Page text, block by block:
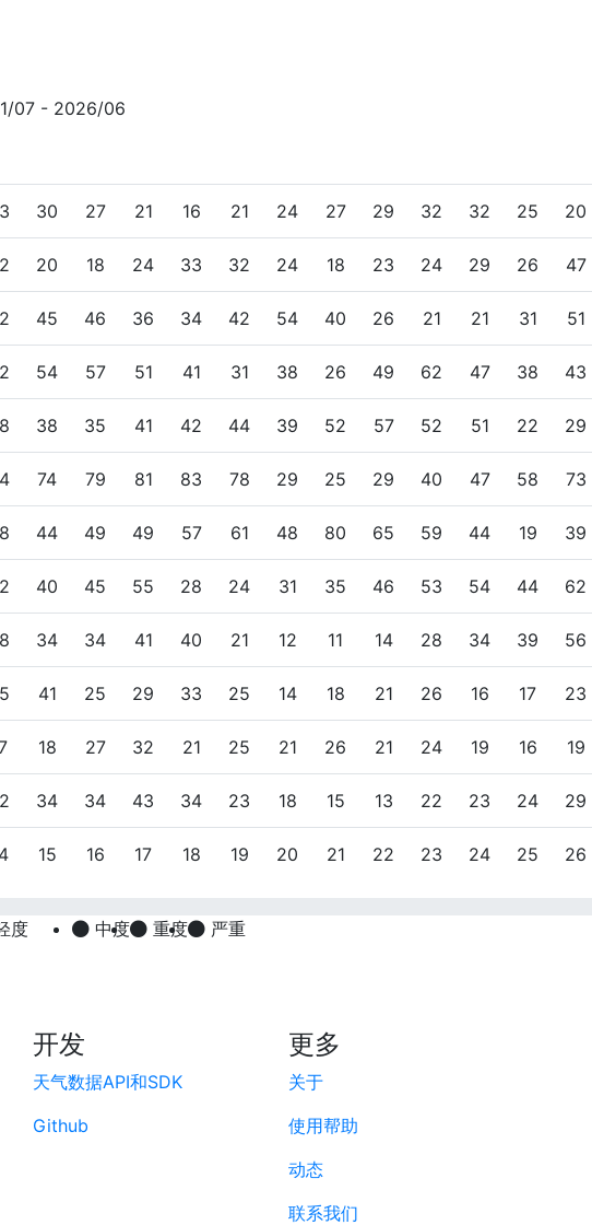
07 - 2026/06
30 27 21 16 21 24 27 29 32 32 25 20
20 18 24 33 32 24 18 23 24 29 26 47
45 46 36 34 42 54 40 26 21 21 31 51
54 57 51 41 31 38 26 49 62 47 38 43
38 35 41 42 44 39 52 57 52 51 22 29
74 79 81 83 78 29 25 29 40 47 58 73
44 49 49 57 61 48 80 65 59 44 19 39
40 45 55 28 24 31 35 46 53 54 44 62
34 34 41 40 21 12 11 14 28 34 39 56
41 25 29 33 25 14 18 21 26 16 17 23
18 27 32 21 25 21 26 21 24 19 16 19
34 34 43 34 23 18 15 13 22 23 24 29
15 16 17 18 19 20 21 22 23 24 25 26
度 中度 重度
严重
开发
天气数据API和SDK
Github
更多
关于
使用帮助
动态
联系我们